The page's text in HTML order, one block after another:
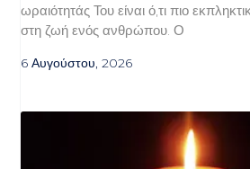
ωραιότητάς Του είναι ό,τι πιο
στη ζωή ενός ανθρώπου. Ο
6 Αυγούστου, 2026